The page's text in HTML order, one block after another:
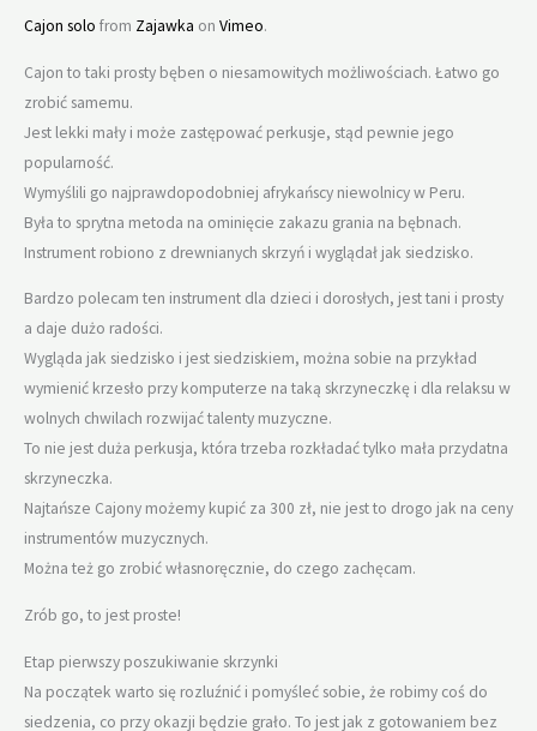
Cajon solo from Zajawka on Vimeo.
Cajon to taki prosty bęben o niesamowitych możliwościach. Łatwo go
zrobić samemu.
Jest lekki mały i może zastępować perkusje, stąd pewnie jego
popularność.
Wymyślili go najprawdopodobniej afrykańscy niewolnicy w Peru.
Była to sprytna metoda na ominięcie zakazu grania na bębnach.
Instrument robiono z drewnianych skrzyń i wyglądał jak siedzisko.
Bardzo polecam ten instrument dla dzieci i dorosłych, jest tani i prosty
a daje dużo radości.
Wygląda jak siedzisko i jest siedziskiem, można sobie na przykład
wymienić krzesło przy komputerze na taką skrzyneczkę i dla relaksu w
wolnych chwilach rozwijać talenty muzyczne.
To nie jest duża perkusja, która trzeba rozkładać tylko mała przydatna
skrzyneczka.
Najtańsze Cajony możemy kupić za 300 zł, nie jest to drogo jak na ceny
instrumentów muzycznych.
Można też go zrobić własnoręcznie, do czego zachęcam.
Zrób go, to jest proste!
Etap pierwszy poszukiwanie skrzynki
Na początek warto się rozluźnić i pomyśleć sobie, że robimy coś do
siedzenia, co przy okazji będzie grało. To jest jak z gotowaniem bez